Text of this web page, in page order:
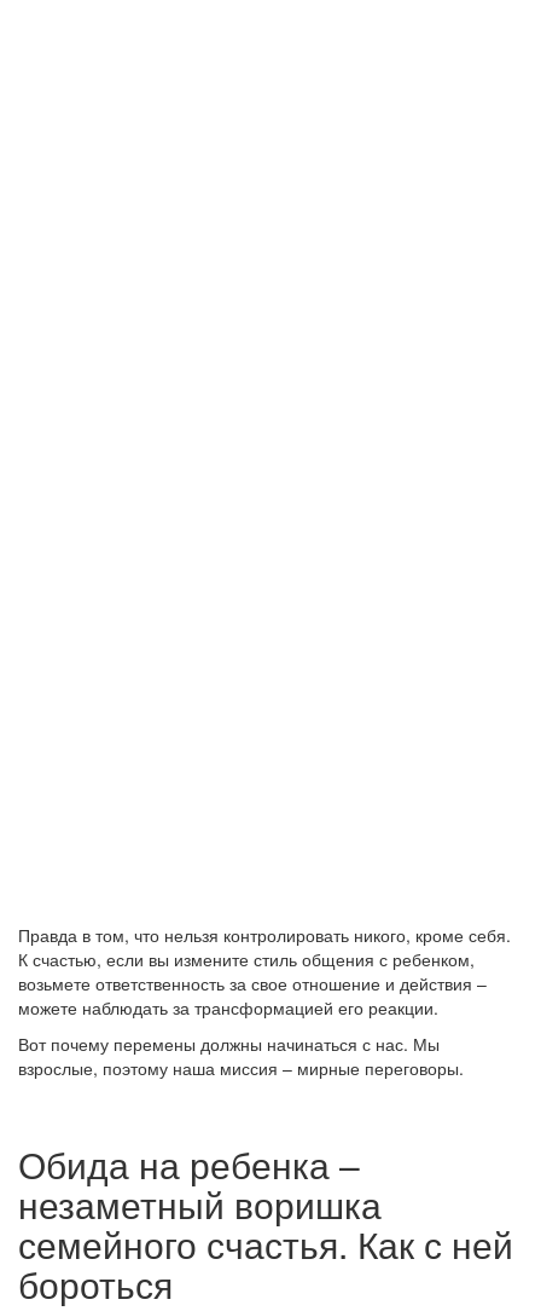
Правда в том, что нельзя контролировать никого, кроме себя.
К счастью, если вы измените стиль общения с ребенком,
возьмете ответственность за свое отношение и действия –
можете наблюдать за трансформацией его реакции.
Вот почему перемены должны начинаться с нас. Мы
взрослые, поэтому наша миссия – мирные переговоры.
Обида на ребенка –
незаметный воришка
семейного счастья. Как с ней
бороться